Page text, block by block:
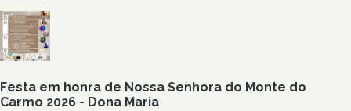
Festa em honra de Nossa Senhora do Monte do
Carmo 2026 - Dona Maria